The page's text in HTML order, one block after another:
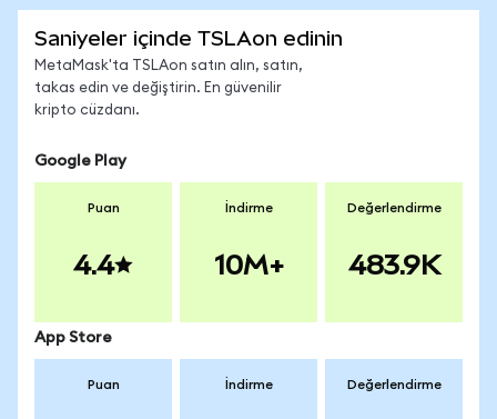
Saniyeler içinde TSLAon edinin
MetaMask'ta TSLAon satın alın, satın,
takas edin ve değiştirin. En güvenilir
kripto cüzdanı.
Google Play
Puan
4.4
İndirme
10M+
Değerlendirme
483.9K
App Store
Puan İndirme Değerlendirme